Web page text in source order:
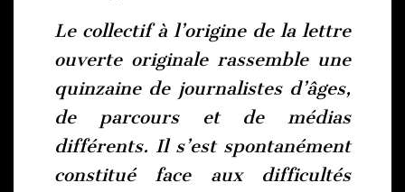
Le collectif à l’origine de la lettre
ouverte originale rassemble une
quinzaine de journalistes d’âges,
de parcours et de médias
différents. Il s’est spontanément
constitué face aux difficultés